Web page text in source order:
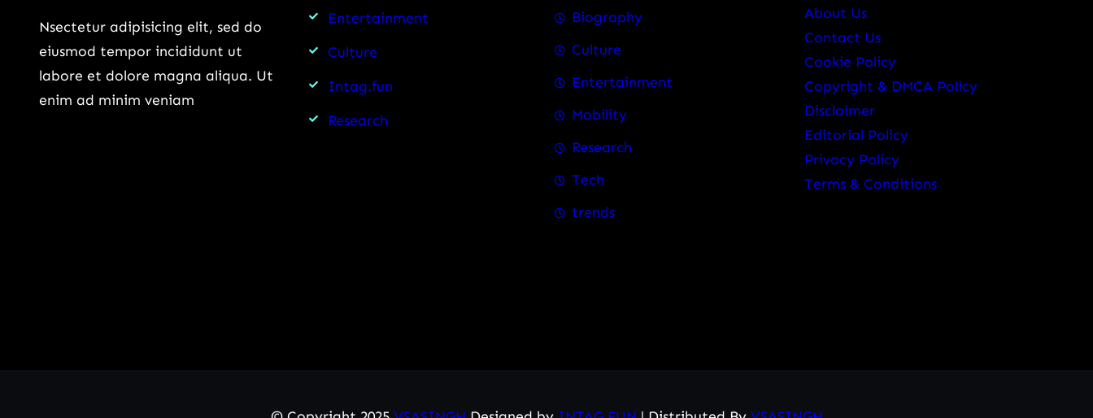
Nsectetur adipisicing elit, sed do
eiusmod tempor incididunt ut
labore et dolore magna aliqua. Ut
enim ad minim veniam
Entertainment
Culture
Intag.fun
Research
Biography
Culture
Entertainment
Mobility
Research
Tech
trends
About Us
Contact Us
Cookie Policy
Copyright & DMCA Policy
Disclaimer
Editorial Policy
Privacy Policy
Terms & Conditions